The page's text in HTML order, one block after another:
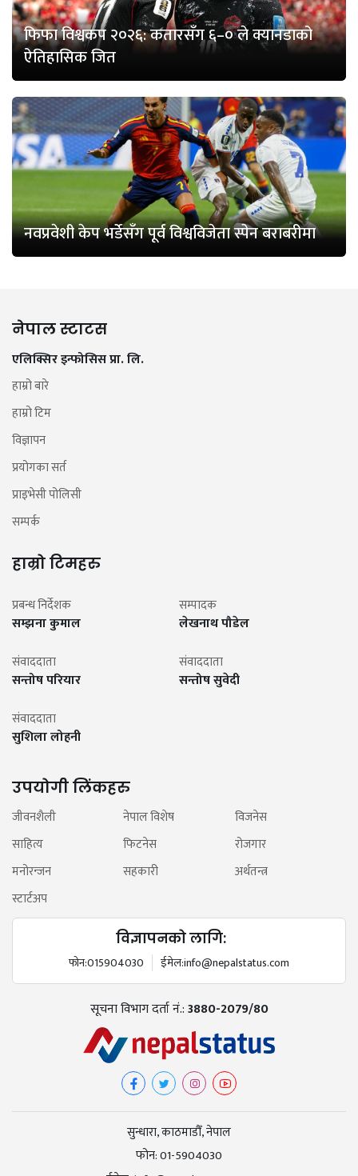
फिफा विश्वकप २०२६: कतारसँग ६–० ले क्यानडाको
ऐतिहासिक जित
नवप्रवेशी केप भर्डेसँग पूर्व विश्वविजेता स्पेन बराबरीमा
नेपाल स्टाटस
एलिक्सिर इन्फोसिस प्रा. लि.
हाम्रो बारे
हाम्रो टिम
विज्ञापन
प्रयोगका सर्त
प्राइभेसी पोलिसी
सम्पर्क
हाम्रो टिमहरु
प्रबन्ध निर्देशक
सम्झना कुमाल
सम्पादक
लेखनाथ पौडेल
संवाददाता
सन्तोष परियार
संवाददाता
सन्तोष सुवेदी
संवाददाता
सुशिला लोहनी
उपयोगी लिंकहरु
जीवनशैली नेपाल विशेष
विजनेस
साहित्य
फिटनेस
रोजगार
मनोरन्जन
सहकारी
अर्थतन्त्र
स्टार्टअप
विज्ञापनको लागि:
फोन:015904030 ईमेल:info@nepalstatus.com
सूचना विभाग दर्ता नं.:3880-2079/80
सुन्धारा, काठमाडौँ, नेपाल
फोन:01-5904030